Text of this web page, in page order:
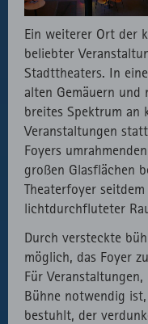
Ein weiterer Ort der
beliebter
Stadttheaters. In
alten Gemäuern und
breites Spektrum an
Veranstaltungen
Foyers
großen Glasflächen
Theaterfoyer
lichtdurchfluteter
Durch versteckte
möglich, das Foyer
Für
Bühne notwendig
bestuhlt, der